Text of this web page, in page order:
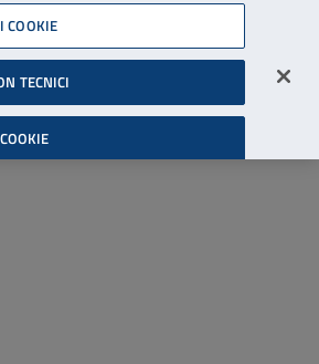
Cerca
Accedi all'area riservata
COOKIE
TECNICI